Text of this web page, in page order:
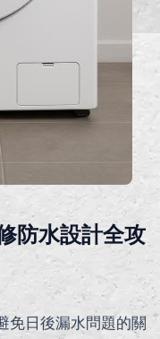
防水設計全攻
免日後漏水問題的關